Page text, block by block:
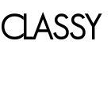
CLASSY